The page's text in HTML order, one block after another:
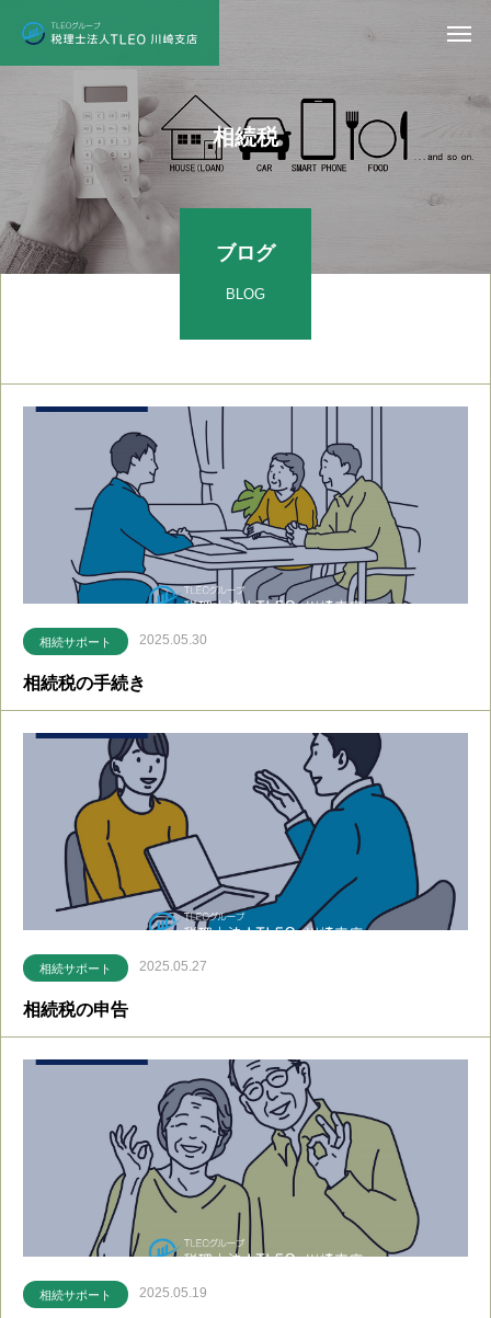
相続税
ブログ
BLOG
相続サポート 2025.05.30
相続税の手続き
相続サポート 2025.05.27
相続税の申告
相続サポート 2025.05.19